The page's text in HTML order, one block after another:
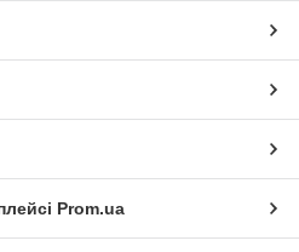
Prom.ua